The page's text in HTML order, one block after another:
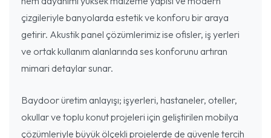
çizgileriyle banyolarda estetik ve konforu bir araya
getirir. Akustik panel çözümlerimiz ise ofisler, iş yerleri
ve ortak kullanım alanlarında ses konforunu artıran
mimari detaylar sunar.
Baydoor üretim anlayışı; işyerleri, hastaneler, oteller,
okullar ve toplu konut projeleri için geliştirilen mobilya
çözümleriyle büyük ölçekli projelerde de güvenle tercih